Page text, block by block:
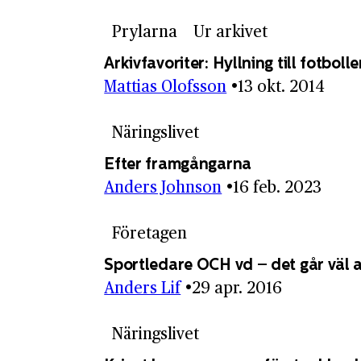
Prylarna Ur arkivet
Arkivfavoriter: Hyllning till
Mattias Olofsson 13 okt. 2014
Näringslivet
Efter framgångarna
Anders Johnson 16 feb. 2023
Företagen
Sportledare OCH vd – det går väl
Anders Lif 29 apr. 2016
Näringslivet